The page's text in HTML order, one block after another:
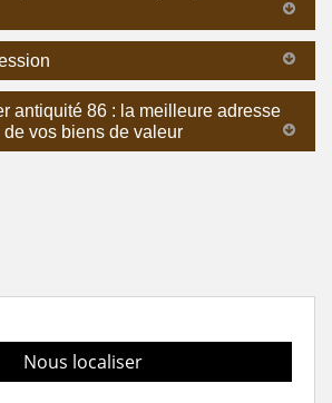
antiquité 86 : la meilleure adresse
de vos biens de valeur
Nous localiser